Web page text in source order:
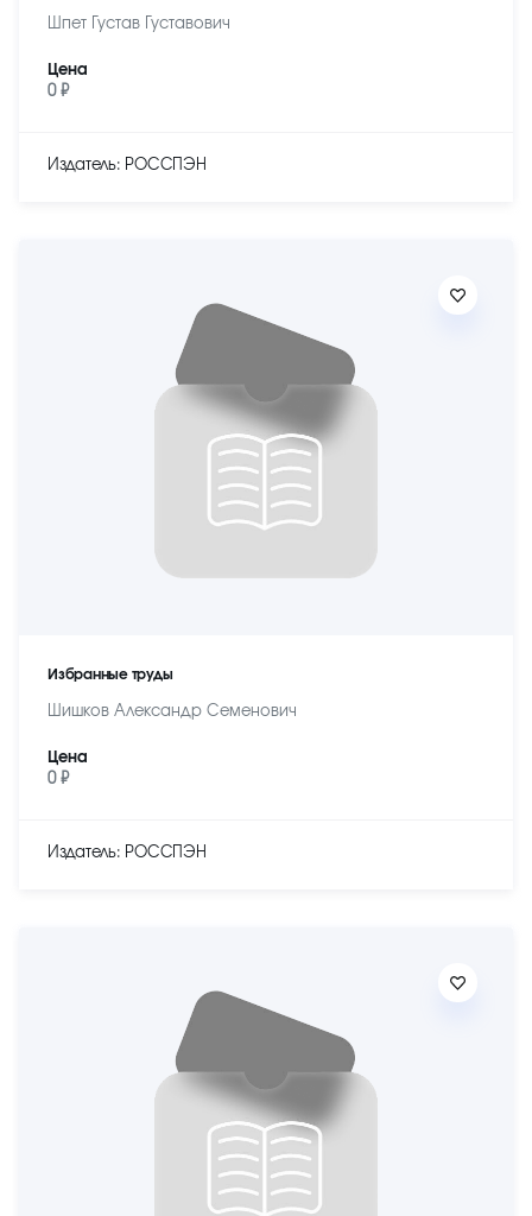
Шпет Густав Густавович
Цена
0 ₽
Издатель: РОССПЭН
Избранные труды
Шишков Александр Семенович
Цена
0 ₽
Издатель: РОССПЭН